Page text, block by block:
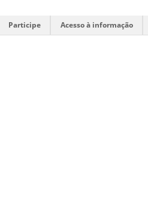
Participe Acesso à informação